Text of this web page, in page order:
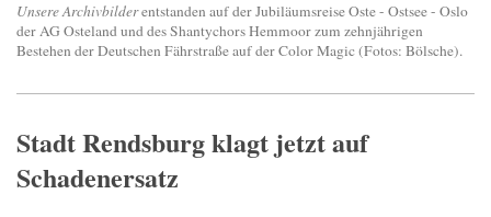
Unsere Archivbilderentstanden auf der Jubiläumsreise Oste - Ostsee - Oslo
der AG Osteland und des Shantychors Hemmoor zum zehnjährigen
Bestehen der Deutschen Fährstraße auf der Color Magic (Fotos: Bölsche).
Stadt Rendsburg klagt jetzt auf
Schadenersatz